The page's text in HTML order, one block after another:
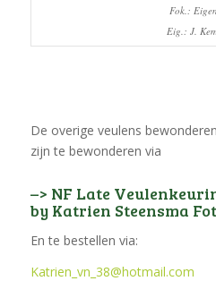
Fok.:
Eig.: J.
De overige veulens
zijn te bewonderen via
–> NF Late
by Katrien Steensma
En te bestellen via:
Katrien_vn_38@hotmail.com